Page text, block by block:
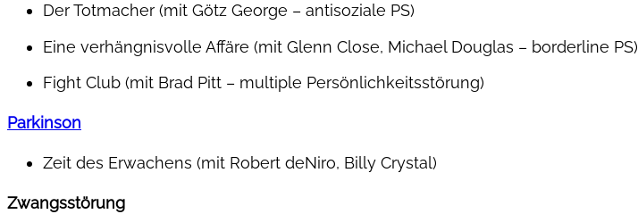
Der Totmacher (mit Götz George – antisoziale PS)
Eine verhängnisvolle Affäre (mit Glenn Close, Michael Douglas – borderline PS)
Fight Club (mit Brad Pitt – multiple Persönlichkeitsstörung)
Parkinson
Zeit des Erwachens (mit Robert deNiro, Billy Crystal)
Zwangsstörung